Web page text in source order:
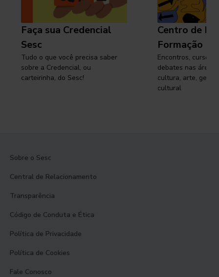
Faça sua Credencial
Sesc
Tudo o que você precisa saber
sobre a Credencial, ou
carteirinha, do Sesc!
Centro de
Formação
Encontros, cursos,
debates nas áreas
cultura, arte,
cultural
Sobre o Sesc
Central de Relacionamento
Transparência
Código de Conduta e Ética
Política de Privacidade
Política de Cookies
Fale Conosco